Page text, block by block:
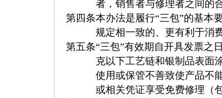
者，销售者与修理者之间的
第四条本办法是履行“三包”的基本
规定相一致的、更有利于消
第五条“三包”有效期自开具发票之
克以下工艺链和银制品表面
使用或保管不善致使产品不
或相关凭证享受免费修理（